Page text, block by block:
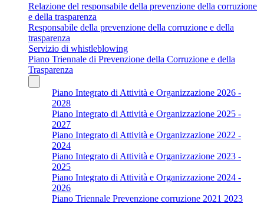
Relazione del responsabile della prevenzione della corruzione
e della trasparenza
Responsabile della prevenzione della corruzione e della
trasparenza
Servizio di whistleblowing
Piano Triennale di Prevenzione della Corruzione e della
Trasparenza
Piano Integrato di Attività e Organizzazione 2026 -
2028
Piano Integrato di Attività e Organizzazione 2025 -
2027
Piano Integrato di Attività e Organizzazione 2022 -
2024
Piano Integrato di Attività e Organizzazione 2023 -
2025
Piano Integrato di Attività e Organizzazione 2024 -
2026
Piano Triennale Prevenzione corruzione 2021 2023